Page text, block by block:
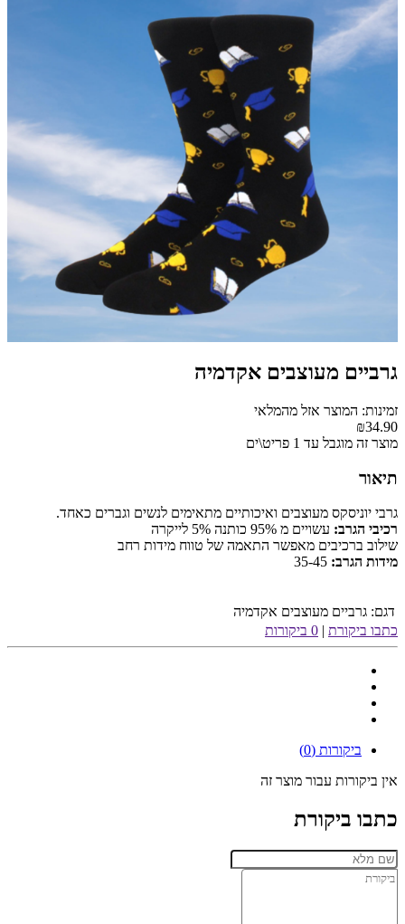
גרביים מעוצבים אקדמיה
זמינות: המוצר אזל מהמלאי
₪34.90
מוצר זה מוגבל עד 1 פריט\ים
תיאור
גרבי יוניסקס מעוצבים ואיכותיים מתאימים לנשים וגברים כאחד.
רכיבי הגרב: עשויים מ 95% כותנה 5% לייקרה
שילוב ברכיבים מאפשר התאמה של טווח מידות רחב
מידות הגרב: 35-45
דגם: גרביים מעוצבים אקדמיה
כתבו ביקורת | 0 ביקורות
ביקורות (0)
אין ביקורות עבור מוצר זה
כתבו ביקורת